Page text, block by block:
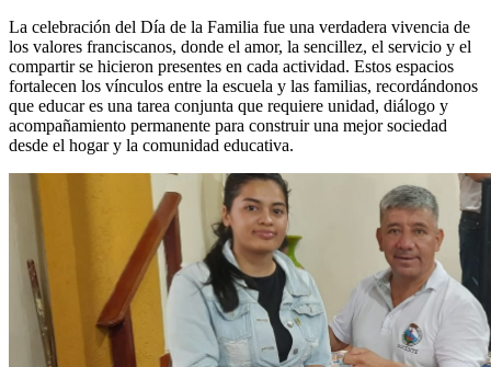
La celebración del Día de la Familia fue una verdadera vivencia de
los valores franciscanos, donde el amor, la sencillez, el servicio y el
compartir se hicieron presentes en cada actividad. Estos espacios
fortalecen los vínculos entre la escuela y las familias, recordándonos
que educar es una tarea conjunta que requiere unidad, diálogo y
acompañamiento permanente para construir una mejor sociedad
desde el hogar y la comunidad educativa.